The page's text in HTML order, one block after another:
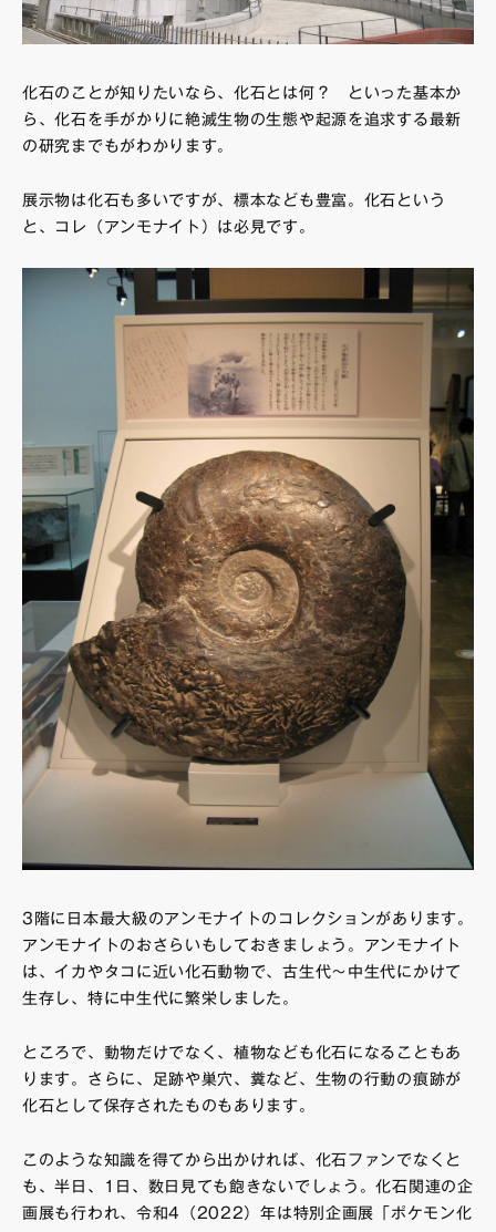
化石のことが知りたいなら、化石とは何？ といった基本か
ら、化石を手がかりに絶滅生物の生態や起源を追求する最新
の研究までもがわかります。
展示物は化石も多いですが、標本なども豊富。化石という
と、コレ（アンモナイト）は必見です。
3階に日本最大級のアンモナイトのコレクションがあります。
アンモナイトのおさらいもしておきましょう。アンモナイト
は、イカやタコに近い化石動物で、古生代～中生代にかけて
生存し、特に中生代に繁栄しました。
ところで、動物だけでなく、植物なども化石になることもあ
ります。さらに、足跡や巣穴、糞など、生物の行動の痕跡が
化石として保存されたものもあります。
このような知識を得てから出かければ、化石ファンでなくと
も、半日、1日、数日見ても飽きないでしょう。化石関連の企
画展も行われ、令和4（2022）年は特別企画展「ポケモン化